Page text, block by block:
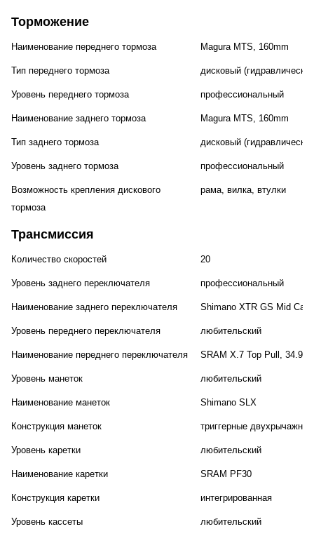
Торможение
Наименование переднего тормоза Magura MTS, 160mm
Тип переднего тормоза дисковый
Уровень переднего тормоза профессиональный
Наименование заднего тормоза Magura MTS, 160mm
Тип заднего тормоза дисковый
Уровень заднего тормоза профессиональный
Возможность крепления дискового
тормоза
рама, вилка, втулки
Трансмиссия
Количество скоростей 20
Уровень заднего переключателя профессиональный
Наименование заднего переключателя Shimano XTR GS Mid
Уровень переднего переключателя любительский
Наименование переднего переключателя SRAM X.7 Top Pull,
Уровень манеток любительский
Наименование манеток Shimano SLX
Конструкция манеток триггерные двухрычажные
Уровень каретки любительский
Наименование каретки SRAM PF30
Конструкция каретки интегрированная
Уровень кассеты любительский